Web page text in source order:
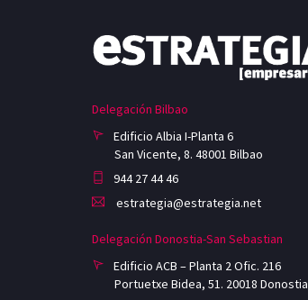
Delegación Bilbao
Edificio Albia I-Planta 6
San Vicente, 8. 48001 Bilbao
944 27 44 46
estrategia@estrategia.net
Delegación Donostia-San Sebastian
Edificio ACB – Planta 2 Ofic. 216
Portuetxe Bidea, 51. 20018 Donostia